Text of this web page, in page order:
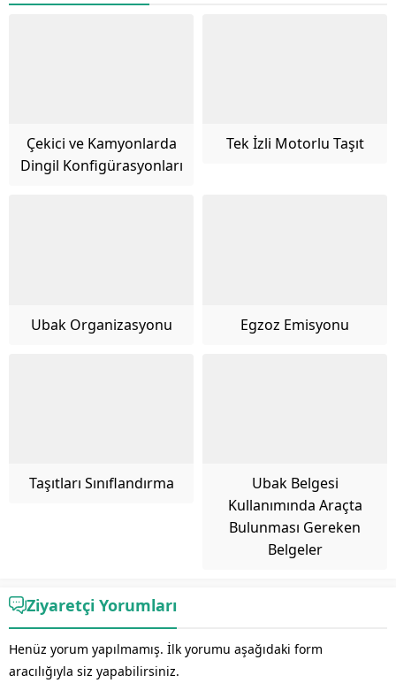
Çekici ve Kamyonlarda
Dingil Konfigürasyonları
Tek İzli Motorlu Taşıt
Ubak Organizasyonu Egzoz Emisyonu
Taşıtları Sınıflandırma
Ubak Belgesi
Kullanımında Araçta
Bulunması Gereken
Belgeler
Ziyaretçi Yorumları
Henüz yorum yapılmamış. İlk yorumu aşağıdaki form
aracılığıyla siz yapabilirsiniz.